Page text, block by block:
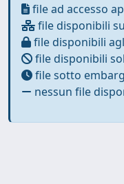
file ad accesso
file disponibili
file disponibili
file disponibili
file sotto
nessun file